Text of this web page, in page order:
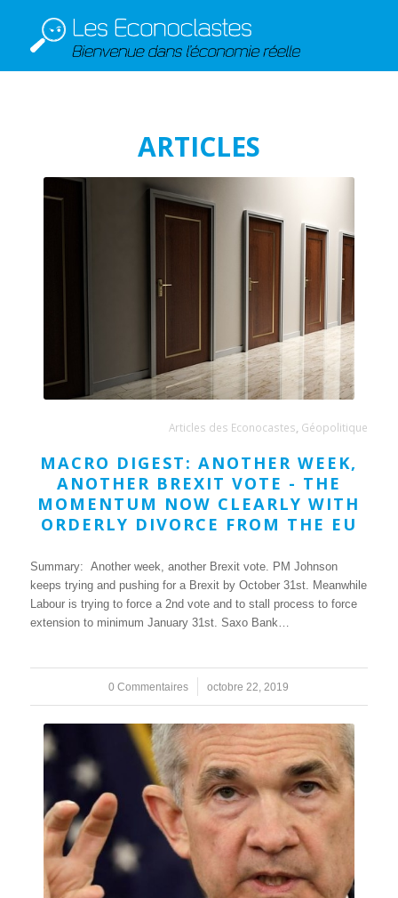
ARTICLES
Articles des Econocastes Géopolitique
MACRO DIGEST: ANOTHER WEEK,
ANOTHER BREXIT VOTE - THE
MOMENTUM NOW CLEARLY WITH
ORDERLY DIVORCE FROM THE EU
Summary: Another week, another Brexit vote. PM Johnson
keeps trying and pushing for a Brexit by October 31st. Meanwhile
Labour is trying to force a 2nd vote and to stall process to force
extension to minimum January 31st. Saxo Bank…
0 Commentaires
/ octobre 22, 2019